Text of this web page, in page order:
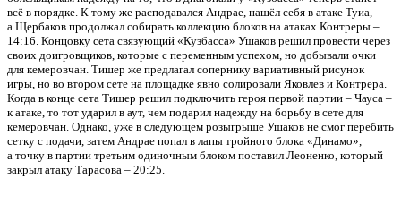
всё в порядке. К тому же расподавался Андрае, нашёл себя в атаке Туиа,
а Щербаков продолжал собирать коллекцию блоков на атаках Контреры –
14:16. Концовку сета связующий «Кузбасса» Ушаков решил провести через
своих доигровщиков, которые с переменным успехом, но добывали очки
для кемеровчан. Тишер же предлагал сопернику вариативный рисунок
игры, но во втором сете на площадке явно солировали Яковлев и Контрера.
Когда в конце сета Тишер решил подключить героя первой партии – Чауса –
к атаке, то тот ударил в аут, чем подарил надежду на борьбу в сете для
кемеровчан. Однако, уже в следующем розыгрыше Ушаков не смог перебить
сетку с подачи, затем Андрае попал в лапы тройного блока «Динамо»,
а точку в партии третьим одиночным блоком поставил Леоненко, который
закрыл атаку Тарасова – 20:25.